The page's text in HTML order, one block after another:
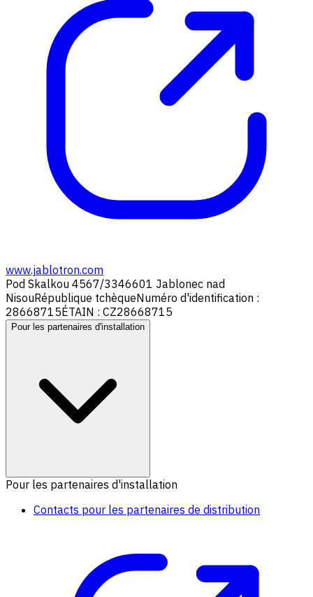
www.jablotron.com
Pod Skalkou 4567/3346601 Jablonec nad
NisouRépublique tchèqueNuméro d'identification :
28668715ÉTAIN : CZ28668715
Pour les partenaires d'installation
Pour les partenaires d'installation
Contacts pour les partenaires de distribution